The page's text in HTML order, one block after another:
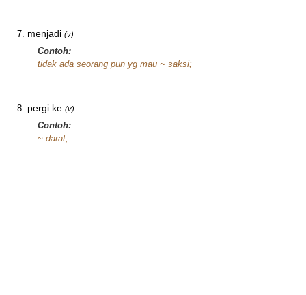
menjadi (v)
Contoh:
tidak ada seorang pun yg mau ~ saksi;
pergi ke (v)
Contoh:
~ darat;